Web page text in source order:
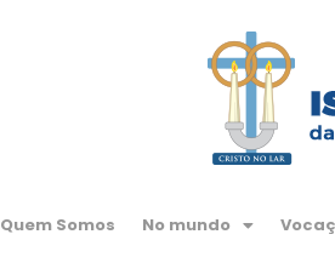
Quem Somos No mundo